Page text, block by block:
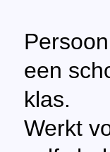
een
klas.
Werkt